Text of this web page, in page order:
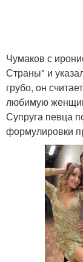
Чумаков с
Страны" и
грубо, он
любимую
Супруга певца
формулировки